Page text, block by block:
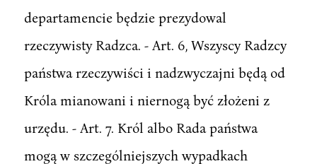
departamencie będzie prezydowal
rzeczywisty Radzca. - Art. 6, Wszyscy Radzcy
państwa rzeczywiści i nadzwyczajni będą od
Króla mianowani i niernogą być złożeni z
urzędu. - Art. 7. Król albo Rada państwa
mogą w szczególniejszych wypadkach